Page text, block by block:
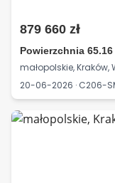
879 660 zł
Powierzchnia
małopolskie, Kraków,
20-06-2026 · C206-